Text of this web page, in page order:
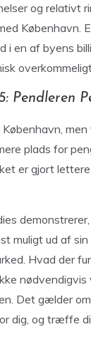
og relativt
København.
i en af byens
Pendleren
plads for
er gjort
muligt ud af
Hvad der
Det gælder
dig, og træffe